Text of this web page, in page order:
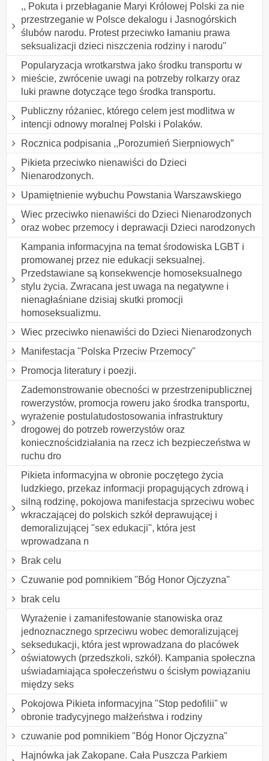
,, Pokuta i przebłaganie Maryi Królowej Polski za nie
przestrzeganie w Polsce dekalogu i Jasnogórskich
ślubów narodu. Protest przeciwko łamaniu prawa
seksualizacji dzieci niszczenia rodziny i narodu"
Popularyzacja wrotkarstwa jako środku transportu w
mieście, zwrócenie uwagi na potrzeby rolkarzy oraz
luki prawne dotyczące tego środka transportu.
Publiczny różaniec, którego celem jest modlitwa w
intencji odnowy moralnej Polski i Polaków.
Rocznica podpisania ,,Porozumień Sierpniowych”
Pikieta przeciwko nienawiści do Dzieci
Nienarodzonych.
Upamiętnienie wybuchu Powstania Warszawskiego
Wiec przeciwko nienawiści do Dzieci Nienarodzonych
oraz wobec przemocy i deprawacji Dzieci narodzonych
Kampania informacyjna na temat środowiska LGBT i
promowanej przez nie edukacji seksualnej.
Przedstawiane są konsekwencje homoseksualnego
stylu życia. Zwracana jest uwaga na negatywne i
nienagłaśniane dzisiaj skutki promocji
homoseksualizmu.
Wiec przeciwko nienawiści do Dzieci Nienarodzonych
Manifestacja "Polska Przeciw Przemocy"
Promocja literatury i poezji.
Zademonstrowanie obecności w przestrzenipublicznej
rowerzystów, promocja roweru jako środka transportu,
wyrażenie postulatudostosowania infrastruktury
drogowej do potrzeb rowerzystów oraz
koniecznościdziałania na rzecz ich bezpieczeństwa w
ruchu dro
Pikieta informacyjna w obronie poczętego życia
ludzkiego, przekaz informacji propagujących zdrową i
silną rodzinę, pokojowa manifestacja sprzeciwu wobec
wkraczającej do polskich szkół deprawującej i
demoralizującej "sex edukacji", która jest
wprowadzana n
Brak celu
Czuwanie pod pomnikiem "Bóg Honor Ojczyzna"
brak celu
Wyrażenie i zamanifestowanie stanowiska oraz
jednoznacznego sprzeciwu wobec demoralizującej
seksedukacji, która jest wprowadzana do placówek
oświatowych (przedszkoli, szkół). Kampania społeczna
uświadamiająca społeczeństwu o ścisłym powiązaniu
między seks
Pokojowa Pikieta informacyjna "Stop pedofilii" w
obronie tradycyjnego małżeństwa i rodziny
czuwanie pod pomnikiem "Bóg Honor Ojczyzna"
Hajnówka jak Zakopane. Cała Puszcza Parkiem